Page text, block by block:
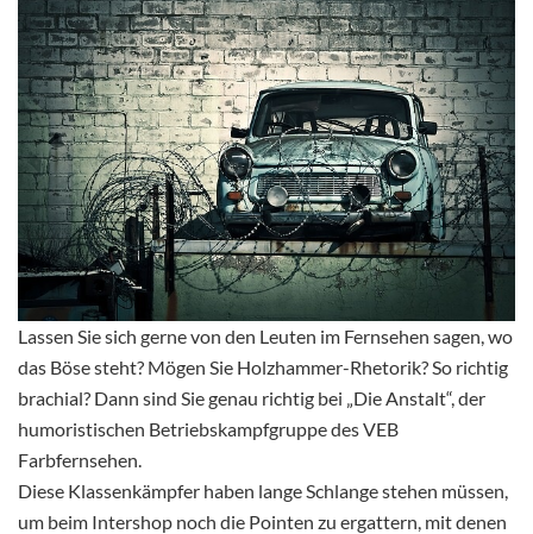
Lassen Sie sich gerne von den Leuten im Fernsehen sagen, wo
das Böse steht? Mögen Sie Holzhammer-Rhetorik? So richtig
brachial? Dann sind Sie genau richtig bei „Die Anstalt“, der
humoristischen Betriebskampfgruppe des VEB
Farbfernsehen.
Diese Klassenkämpfer haben lange Schlange stehen müssen,
um beim Intershop noch die Pointen zu ergattern, mit denen